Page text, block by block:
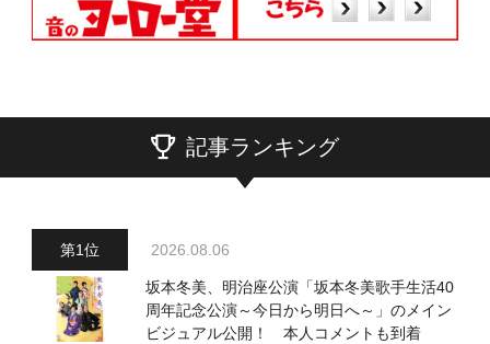
記事ランキング
2026.08.06
坂本冬美、明治座公演「坂本冬美歌手生活40
周年記念公演～今日から明日へ～」のメイン
ビジュアル公開！ 本人コメントも到着